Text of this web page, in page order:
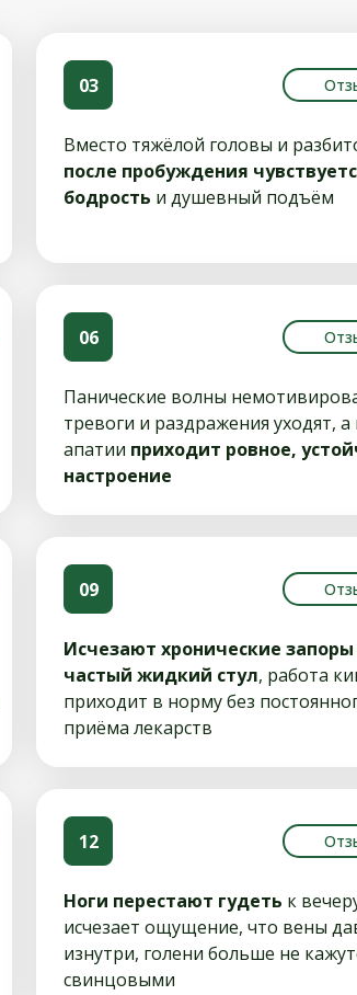
Вместо тяжёлой головы и
после пробуждения
бодрость и душевный подъём
03
Панические волны
тревоги и раздражения уходят, а
апатии приходит ровное,
настроение
06
Исчезают хронические
частый жидкий стул, работа
приходит в норму без
приёма лекарств
09
Ноги перестают гудеть к
исчезает ощущение, что вены
изнутри, голени больше не
свинцовыми
12